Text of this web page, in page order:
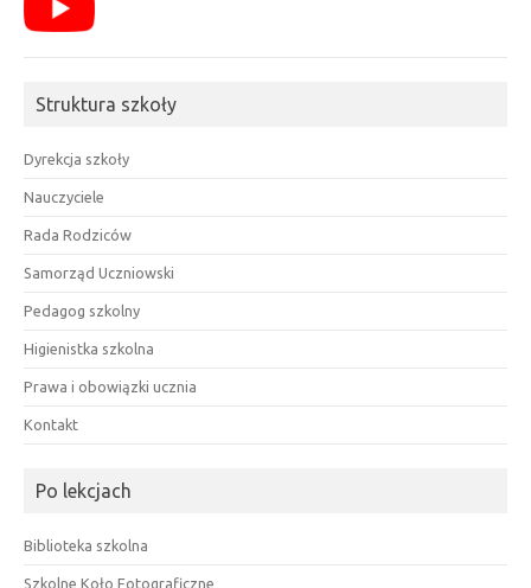
Struktura szkoły
Dyrekcja szkoły
Nauczyciele
Rada Rodziców
Samorząd Uczniowski
Pedagog szkolny
Higienistka szkolna
Prawa i obowiązki ucznia
Kontakt
Po lekcjach
Biblioteka szkolna
Szkolne Koło Fotograficzne